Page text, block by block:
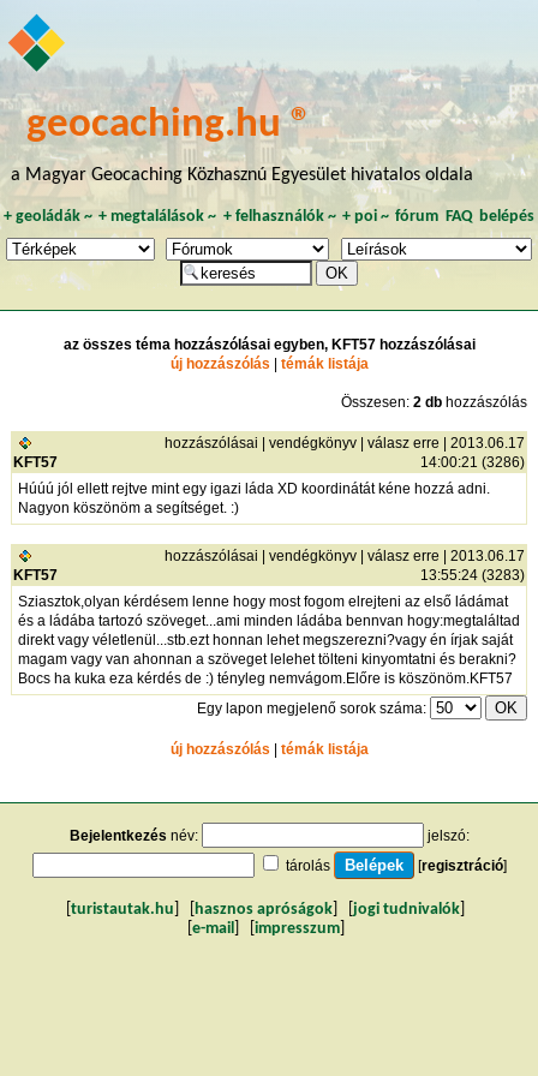
geocaching.hu ®
a Magyar Geocaching Közhasznú Egyesület hivatalos oldala
+ geoládák~ +megtalálások ~ + felhasználók~ + poi~ fórum FAQ belépés
az összes téma hozzászólásai egyben, KFT57 hozzászólásai
új hozzászólás | témák listája
Összesen:2 db hozzászólás
KFT57
hozzászólásai |vendégkönyv |válasz erre | 2013.06.17
14:00:21 (3286)
Húúú jól ellett rejtve mint egy igazi láda XD koordinátát kéne hozzá adni.
Nagyon köszönöm a segítséget. :)
KFT57
hozzászólásai |vendégkönyv |válasz erre | 2013.06.17
13:55:24 (3283)
Sziasztok,olyan kérdésem lenne hogy most fogom elrejteni az első ládámat
és a ládába tartozó szöveget...ami minden ládába bennvan hogy:megtaláltad
direkt vagy véletlenül...stb.ezt honnan lehet megszerezni?vagy én írjak saját
magam vagy van ahonnan a szöveget lelehet tölteni kinyomtatni és berakni?
Bocs ha kuka eza kérdés de :) tényleg nemvágom.Előre is köszönöm.KFT57
Egy lapon megjelenő sorok száma:
új hozzászólás | témák listája
Bejelentkezés név:
jelszó:
tárolás
[regisztráció]
turistautak.hu hasznos apróságok jogi tudnivalók
e-mail impresszum]